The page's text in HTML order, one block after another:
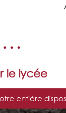
• • •
le lycée
entière